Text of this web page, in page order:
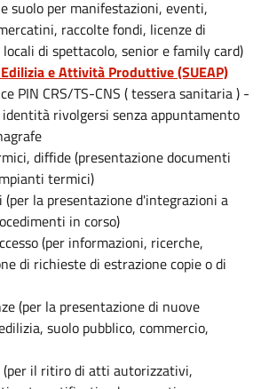
suolo per manifestazioni, eventi,
raccolte fondi, licenze di
di spettacolo, senior e family card)
e Attività Produttive (SUEAP)
PIN CRS/TS-CNS ( tessera sanitaria ) -
rivolgersi senza appuntamento
diffide (presentazione documenti
termici)
la presentazione d'integrazioni a
in corso)
(per informazioni, ricerche,
di richieste di estrazione copie o di
(per la presentazione di nuove
suolo pubblico, commercio,
il ritiro di atti autorizzativi,